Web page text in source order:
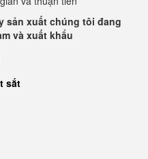
sản xuất chúng tôi đang
và xuất khẩu
sắt